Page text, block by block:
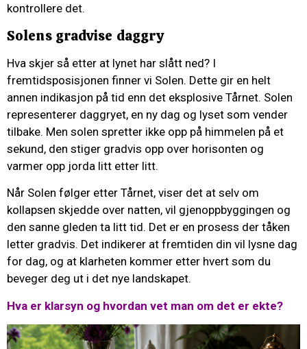
kontrollere det.
Solens gradvise daggry
Hva skjer så etter at lynet har slått ned? I
fremtidsposisjonen finner vi Solen. Dette gir en helt
annen indikasjon på tid enn det eksplosive Tårnet. Solen
representerer daggryet, en ny dag og lyset som vender
tilbake. Men solen spretter ikke opp på himmelen på et
sekund, den stiger gradvis opp over horisonten og
varmer opp jorda litt etter litt.
Når Solen følger etter Tårnet, viser det at selv om
kollapsen skjedde over natten, vil gjenoppbyggingen og
den sanne gleden ta litt tid. Det er en prosess der tåken
letter gradvis. Det indikerer at fremtiden din vil lysne dag
for dag, og at klarheten kommer etter hvert som du
beveger deg ut i det nye landskapet.
Hva er klarsyn og hvordan vet man om det er ekte?